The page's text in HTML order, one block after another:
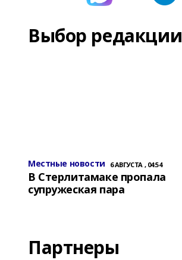
Выбор редакции
Местные новости 6 АВГУСТА , 04:54
В Стерлитамаке пропала
супружеская пара
Партнеры